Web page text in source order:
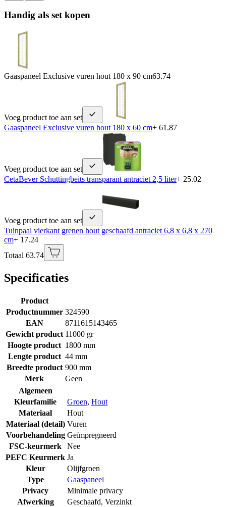
Handig als set kopen
Gaaspaneel Exclusive vuren hout 180 x 90 cm63.74
Voeg product toe aan set
Gaaspaneel Exclusive vuren hout 180 x 60 cm+ 61.87
Voeg product toe aan set
CetaBever Schuttingbeits transparant antraciet 2,5 liter+ 25.02
Voeg product toe aan set
Tuinpaal vierkant grenen hout geschaafd antraciet 6,8 x 6,8 x 270
cm+ 17.24
Totaal 63.74
Specificaties
Product
Productnummer 324590
EAN
8711615143465
Gewicht product 11000 gr
Hoogte product 1800 mm
Lengte product 44 mm
Breedte product 900 mm
Merk
Geen
Algemeen
Kleurfamilie
Groen, Hout
Materiaal
Hout
Materiaal (detail) Vuren
Voorbehandeling Geïmpregneerd
FSC-keurmerk
Nee
PEFC Keurmerk Ja
Kleur
Olijfgroen
Type
Gaaspaneel
Privacy
Minimale privacy
Afwerking
Geschaafd, Verzinkt